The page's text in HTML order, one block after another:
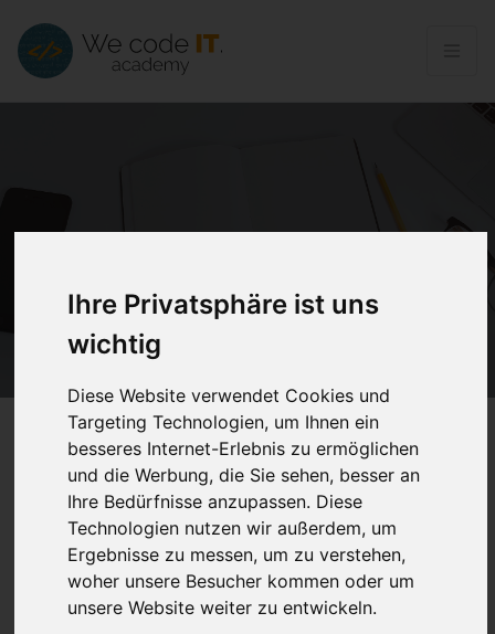
Ihre Privatsphäre ist uns
wichtig
Diese Website verwendet Cookies und
Targeting Technologien, um Ihnen ein
besseres Internet-Erlebnis zu ermöglichen
und die Werbung, die Sie sehen, besser an
Ihre Bedürfnisse anzupassen. Diese
Technologien nutzen wir außerdem, um
Ergebnisse zu messen, um zu verstehen,
woher unsere Besucher kommen oder um
unsere Website weiter zu entwickeln.
Impressum und
Datenschutzerklärung
Angaben gemäß § 5 TMG